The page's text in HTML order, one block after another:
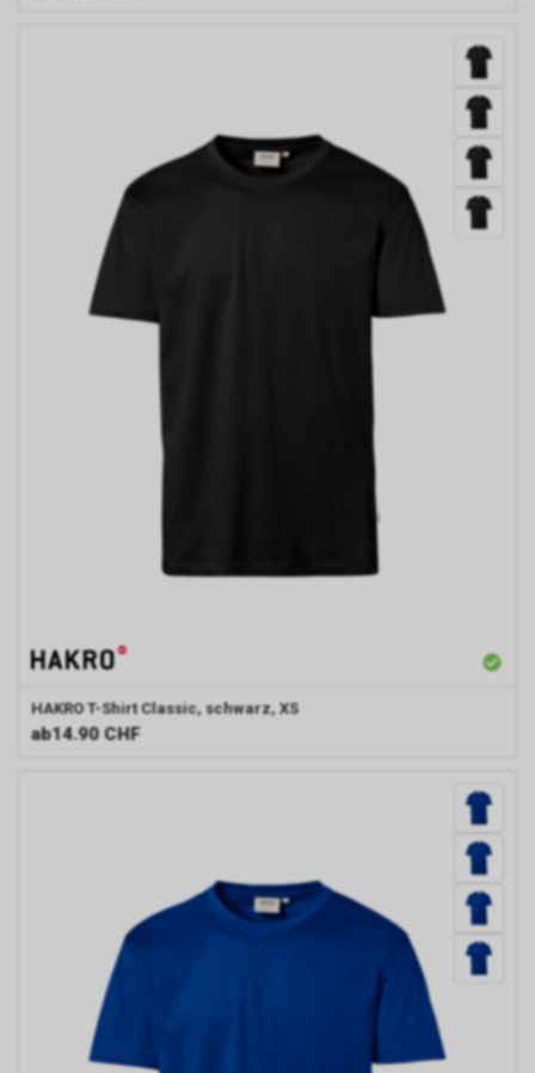
HAKRO T-Shirt Classic, schwarz, XS
ab14.90 CHF